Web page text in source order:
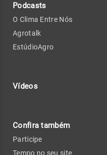
Podcasts
O Clima Entre Nós
Agrotalk
EstúdioAgro
Vídeos
Confira também
Participe
Tempo no seu site